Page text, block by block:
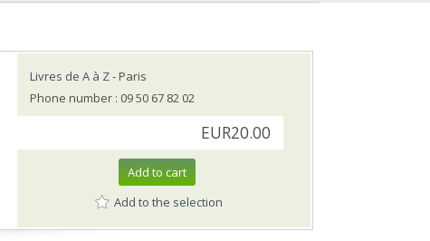
Livres de A à Z- Paris
Phone number : 09 50 67 82 02
EUR20.00
Add to cart
Add to the selection